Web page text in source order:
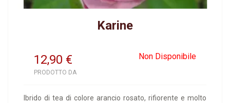
Karine
12,90 Non Disponibile
€
PRODOTTO DA
Ibrido di tea di colore arancio rosato, rifiorente e molto